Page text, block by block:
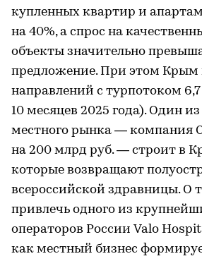
купленных квартир и
на 40%, а спрос на
объекты значительно
предложение. При этом Крым
направлений с турпотоком
10 месяцев 2025 года). Один
местного рынка — компания
на 200 млрд руб. — строит в
которые возвращают
всероссийской здравницы. О
привлечь одного из
операторов России Valo
как местный бизнес